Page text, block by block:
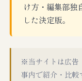
け方・編集部独
した決定版。
※当サイトは広告
事内で紹介・比